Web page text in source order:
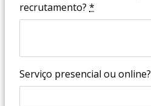
recrutamento? *
Serviço presencial ou online?